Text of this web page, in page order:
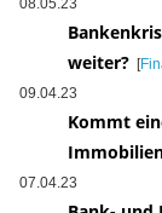
08.05.23
weiter? [
09.04.23
Kommt
07.04.23